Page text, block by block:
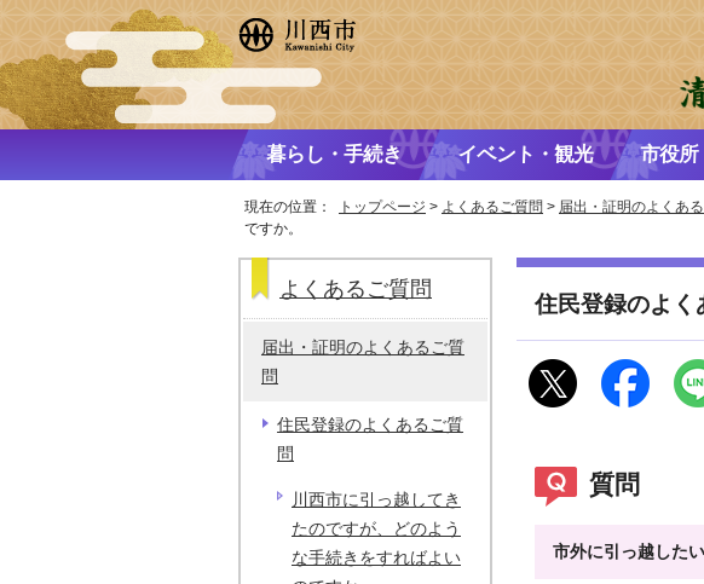
暮らし・手続き イベント・観光 市役所
現在の位置： トップページ > よくあるご質問 > 届出・証明のよくあ
ですか。
住民登録のよく
質問
市外に引っ越した
よくあるご質問
届出・証明のよくあるご質
問
住民登録のよくあるご質
問
川西市に引っ越してき
たのですが、どのよう
な手続きをすればよい